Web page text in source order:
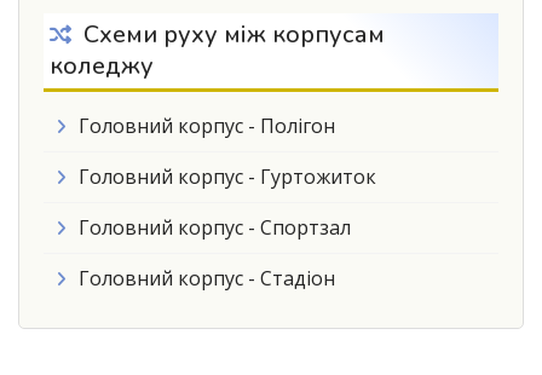
Схеми руху між корпусам
коледжу
Головний корпус - Полігон
Головний корпус - Гуртожиток
Головний корпус - Спортзал
Головний корпус - Стадіон